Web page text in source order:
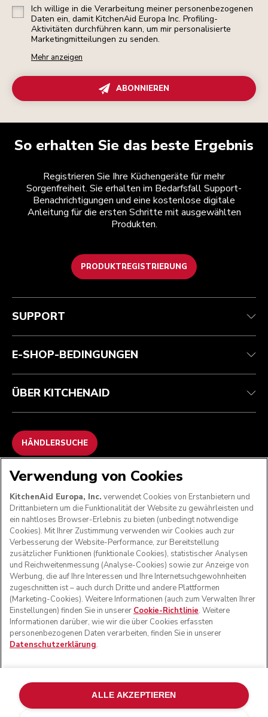
Ich willige in die Verarbeitung meiner personenbezogenen
Daten ein, damit KitchenAid Europa Inc. Profiling-
Aktivitäten durchführen kann, um mir personalisierte
Marketingmitteilungen zu senden.
Mehr anzeigen
ABONNIEREN
So erhalten Sie das beste Ergebnis
Registrieren Sie Ihre Küchengeräte für mehr
Sorgenfreiheit. Sie erhalten im Bedarfsfall Support-
Benachrichtigungen und eine kostenlose digitale
Anleitung für die ersten Schritte mit ausgewählten
Produkten.
PRODUKTREGISTRIERUNG
Kundenservice
Garantie und Dokumente
Kontaktieren Sie uns.
Teilnahmebedingungen
Rückgaben und Erstattungen
Impressum
ODR
Die Marke
Händlersuche
SUPPORT
E-SHOP-BEDINGUNGEN
ÜBER KITCHENAID
HÄNDLERSUCHE
WIR AKZEPTIEREN
FOLGEN SIE UNS
und das Design der Küchenmaschine sind eingetragene
Marken in den USA und in anderen Ländern.
Verwendung von Cookies
KitchenAid Europa, Inc. verwendet Cookies von Erstanbietern und
Drittanbietern um die Funktionalität der Website zu gewährleisten und
ein nahtloses Browser-Erlebnis zu bieten (unbedingt notwendige
Cookies). Mit Ihrer Zustimmung verwenden wir Cookies auch zur
Verbesserung der Website-Performance, zur Bereitstellung
zusätzlicher Funktionen (funktionale Cookies), statistischer Analysen
und Reichweitenmessung (Analyse-Cookies) sowie zur Anzeige von
Werbung, die auf Ihre Interessen und Ihre Internetsuchgewohnheiten
zugeschnitten ist – auch durch Dritte und andere Plattformen
(Marketing-Cookies). Weitere Informationen (auch zum Verwalten Ihrer
Einstellungen) finden Sie in unserer Cookie-Richtlinie. Weitere
Informationen darüber, wie wir die über Cookies erfassten
personenbezogenen Daten verarbeiten, finden Sie in unserer
Datenschutzerklärung.
ALLE AKZEPTIEREN